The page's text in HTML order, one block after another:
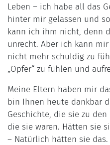
Leben – ich habe all das
hinter mir gelassen und
kann ich ihm nicht, denn
unrecht. Aber ich kann
nicht mehr schuldig zu
„Opfer“ zu fühlen und
Meine Eltern haben mir
bin Ihnen heute dankbar
Geschichte, die sie zu
die sie waren. Hätten sie
– Natürlich hätten sie